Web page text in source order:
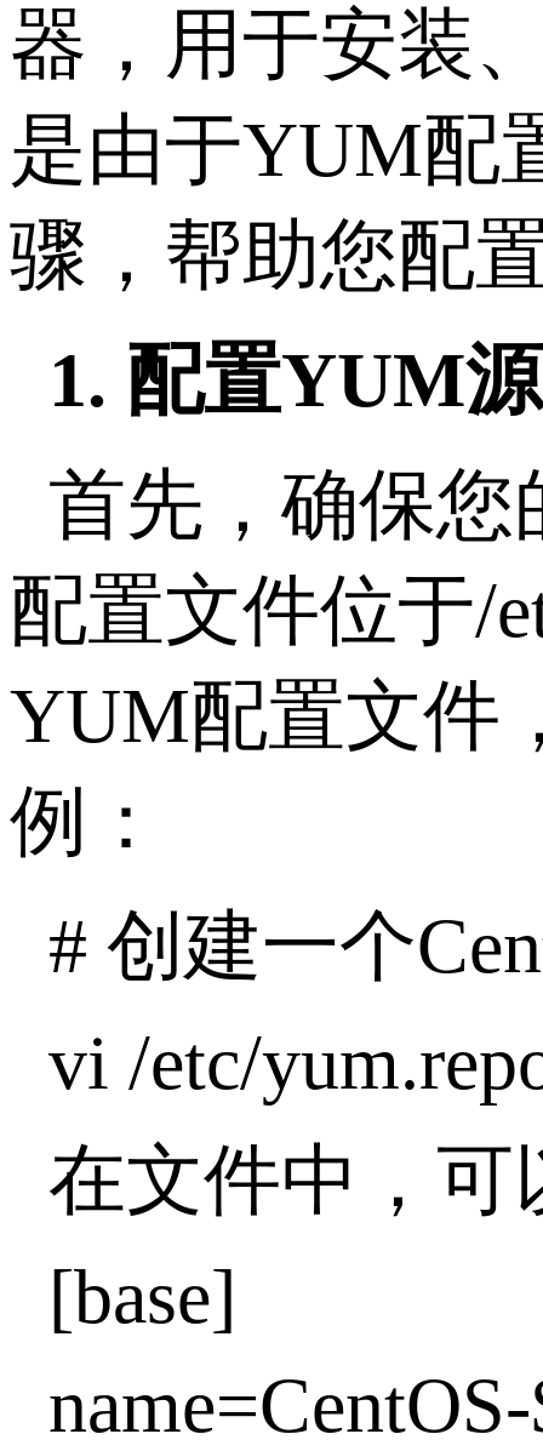
器，用于安装
是由于YUM配
骤，帮助您配
1. 配置YUM
首先，确保您
配置文件位于/
YUM配置文件
例：
# 创建一个
vi /etc/
在文件中，可
[base]